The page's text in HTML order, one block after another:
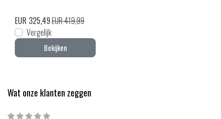
EUR 325,49EUR 419,99
Vergelijk
Bekijken
Wat onze klanten zeggen